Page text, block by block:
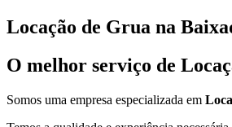
Locação de Grua na
O melhor serviço de
Somos uma empresa especializada em